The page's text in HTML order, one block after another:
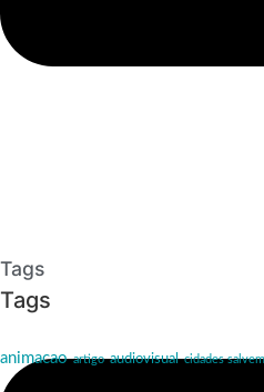
Tags
Tags
animacao artigo audiovisual cidades